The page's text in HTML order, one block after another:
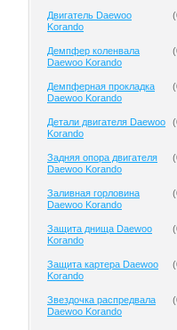
Двигатель Daewoo
Korando
(
Демпфер коленвала
Daewoo Korando
(
Демпферная прокладка
Daewoo Korando
(
Детали двигателя Daewoo
Korando
(
Задняя опора двигателя
Daewoo Korando
(
Заливная горловина
Daewoo Korando
(
Защита днища Daewoo
Korando
(
Защита картера Daewoo
Korando
(
Звездочка распредвала
Daewoo Korando
(